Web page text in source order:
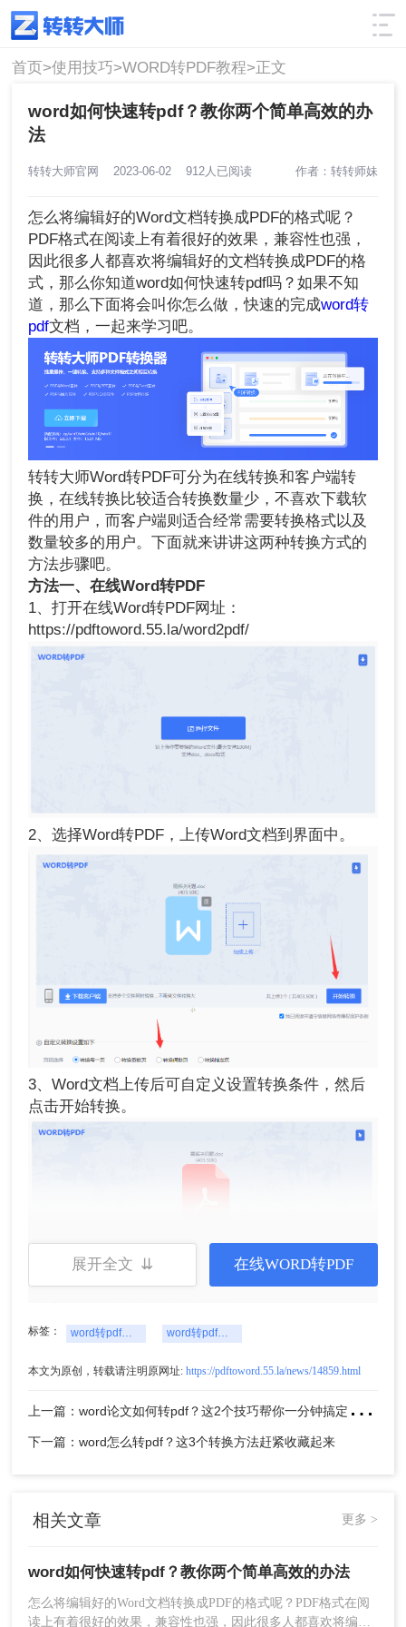
使用技巧 筛选
首页>使用技巧>WORD转PDF教程>正文
word如何快速转pdf？教你两个简单高效的办
法
转转大师官网 2023-06-02 912人已阅读 作者：转转师妹
怎么将编辑好的Word文档转换成PDF的格式呢？
PDF格式在阅读上有着很好的效果，兼容性也强，
因此很多人都喜欢将编辑好的文档转换成PDF的格
式，那么你知道word如何快速转pdf吗？如果不知
道，那么下面将会叫你怎么做，快速的完成word转
pdf文档，一起来学习吧。
转转大师Word转PDF可分为在线转换和客户端转
换，在线转换比较适合转换数量少，不喜欢下载软
件的用户，而客户端则适合经常需要转换格式以及
数量较多的用户。下面就来讲讲这两种转换方式的
方法步骤吧。
方法一、在线Word转PDF
1、打开在线Word转PDF网址：
https://pdftoword.55.la/word2pdf/
2、选择Word转PDF，上传Word文档到界面中。
3、Word文档上传后可自定义设置转换条件，然后
点击开始转换。
方法二、转转大师批量Word转PDF客户端：
1、官网下载客户端
2、选择PDF转换中的Word转PDF，然后将Word文
择添加文件夹批量导入哦，客户端处理批量文件特
展开全文 ⇊ 在线WORD转PDF
标签： word转pdf文件 word转pdf文档
本文为原创，转载请注明原网址: https://pdftoword.55.la/news/14859.html
上
一篇：word论文如何转pdf？这2个技巧帮你一分钟搞定，简单又快速！
下一篇：word怎么转pdf？这3个转换方法赶紧收藏起来
相关文章 更多 >
word如何快速转pdf？教你两个简单高效的办法
怎么将编辑好的Word文档转换成PDF的格式呢？PDF格式在阅
读上有着很好的效果，兼容性也强，因此很多人都喜欢将编辑